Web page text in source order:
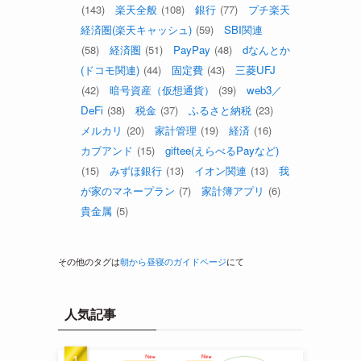
(143) 楽天全般 (108) 銀行 (77)
プチ楽天
経済圏(楽天キャッシュ) (59)
SBI関連
(58)
経済圏 (51) PayPay (48)
dなんとか
(ドコモ関連) (44) 固定費 (43)
三菱UFJ
(42)
暗号資産（仮想通貨） (39)
web3／
DeFi (38) 税金 (37) ふるさと納税 (23)
メルカリ (20) 家計管理 (19) 経済 (16)
カブアンド (15)
giftee(えらべるPayなど)
(15)
みずほ銀行 (13) イオン関連 (13)
我
が家のマネープラン (7) 家計簿アプリ (6)
貴金属 (5)
その他のタグは朝から昼寝のガイドページにて
人気記事